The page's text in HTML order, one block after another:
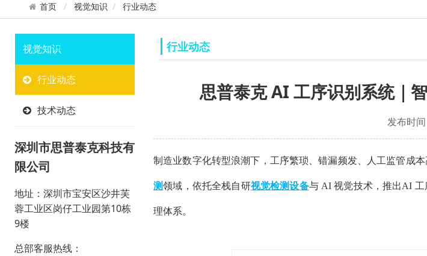
首页 视觉知识 行业动态
视觉知识
行业动态
技术动态
深圳市思普泰克科技有
限公司
地址：深圳市宝安区沙井芙
蓉工业区岗仔工业园第10栋
9楼
总部客服热线：
行业动态
思普泰克 AI 工序识别系统｜
发布时
制造业数字化转型浪潮下，工序繁琐、错漏频发、人工监管成
测领域，依托全栈自研视觉检测设备与 AI 视觉技术，推出AI
理体系。